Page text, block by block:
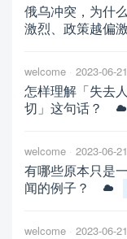
俄乌冲突，为什
激烈、政策越偏
welcome 2023-06-21
怎样理解「失去
切」这句话？
welcome 2023-06-21
有哪些原本只是
闻的例子？
welcome 2023-06-21